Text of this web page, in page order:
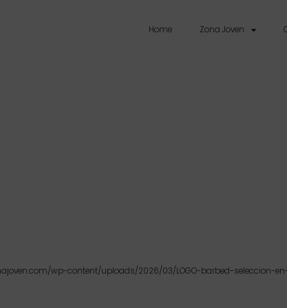
Home Zona Joven
wp-content/uploads/2026/03/LOGO-barbed-seleccion-